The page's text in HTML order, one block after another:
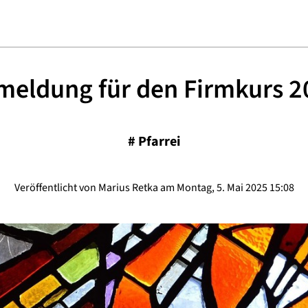
für den Firmkurs
# Pfarrei
Veröffentlicht von Marius Retka am Montag, 5. Mai 2025 15:08